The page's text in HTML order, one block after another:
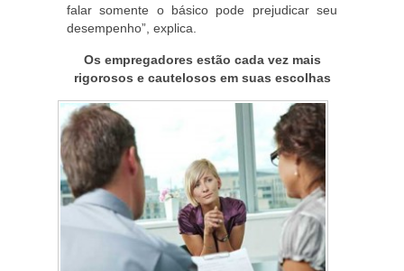
falar somente o básico pode prejudicar seu
desempenho”, explica.
Os empregadores estão cada vez mais
rigorosos e cautelosos em suas escolhas